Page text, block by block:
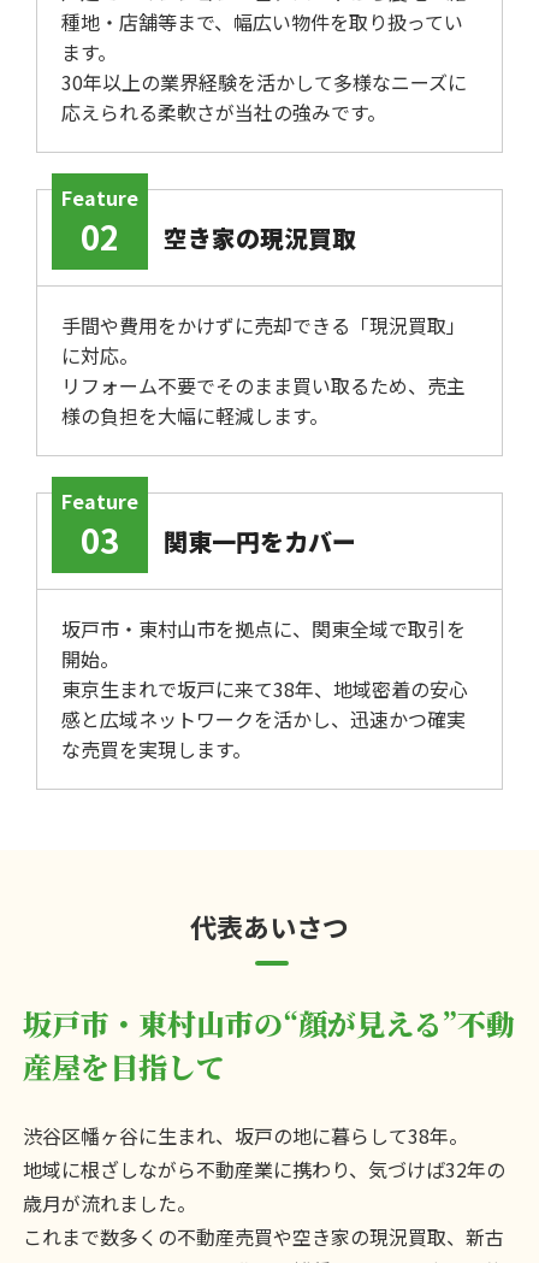
種地・店舗等まで、幅広い物件を取り扱ってい
ます。
30年以上の業界経験を活かして多様なニーズに
応えられる柔軟さが当社の強みです。
Feature
02 空き家の現況買取
手間や費用をかけずに売却できる「現況買取」
に対応。
リフォーム不要でそのまま買い取るため、売主
様の負担を大幅に軽減します。
Feature
03 関東一円をカバー
坂戸市・東村山市を拠点に、関東全域で取引を
開始。
東京生まれで坂戸に来て38年、地域密着の安心
感と広域ネットワークを活かし、迅速かつ確実
な売買を実現します。
代表あいさつ
坂戸市・東村山市の“顔が見える”不動
産屋を目指して
渋谷区幡ヶ谷に生まれ、坂戸の地に暮らして38年。
地域に根ざしながら不動産業に携わり、気づけば32年の
歳月が流れました。
これまで数多くの不動産売買や空き家の現況買取、新古